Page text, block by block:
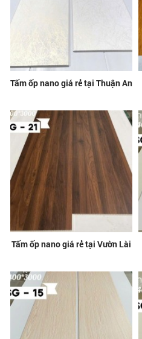
Tấm ốp nano giá rẻ tại Thuận An
Tấm ốp nano giá rẻ tại Vườn Lài